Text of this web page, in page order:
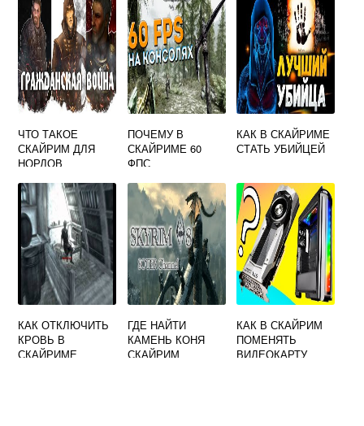
ЧТО ТАКОЕ
СКАЙРИМ ДЛЯ
НОРДОВ
ПОЧЕМУ В
СКАЙРИМЕ 60
ФПС
КАК В СКАЙРИМЕ
СТАТЬ УБИЙЦЕЙ
КАК ОТКЛЮЧИТЬ
КРОВЬ В
СКАЙРИМЕ
ГДЕ НАЙТИ
КАМЕНЬ КОНЯ
СКАЙРИМ
КАК В СКАЙРИМ
ПОМЕНЯТЬ
ВИДЕОКАРТУ